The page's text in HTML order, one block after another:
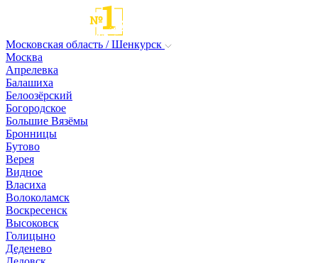
Московская область / Шенкурск
Москва
Апрелевка
Балашиха
Белоозёрский
Богородское
Большие Вязёмы
Бронницы
Бутово
Верея
Видное
Власиха
Волоколамск
Воскресенск
Высоковск
Голицыно
Деденево